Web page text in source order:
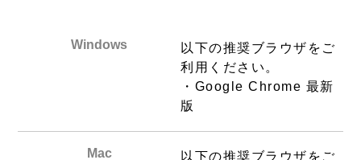
Windows
以下の推奨ブラウザをご
利用ください。
・Google Chrome 最新
版
Mac
以下の推奨ブラウザをご